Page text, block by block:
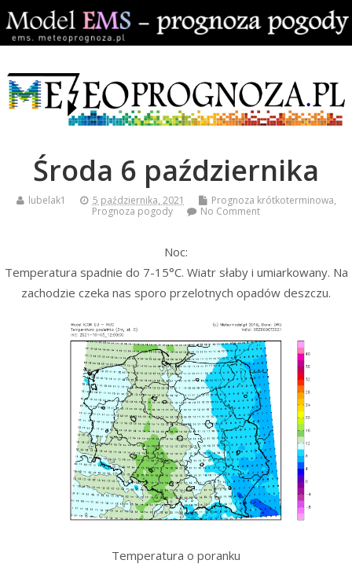
Środa 6 października
lubelak1 5 października, 2021 Prognoza krótkoterminowa,
Prognoza pogody
No Comment
Noc:
Temperatura spadnie do 7-15°C. Wiatr słaby i umiarkowany. Na
zachodzie czeka nas sporo przelotnych opadów deszczu.
Temperatura o poranku